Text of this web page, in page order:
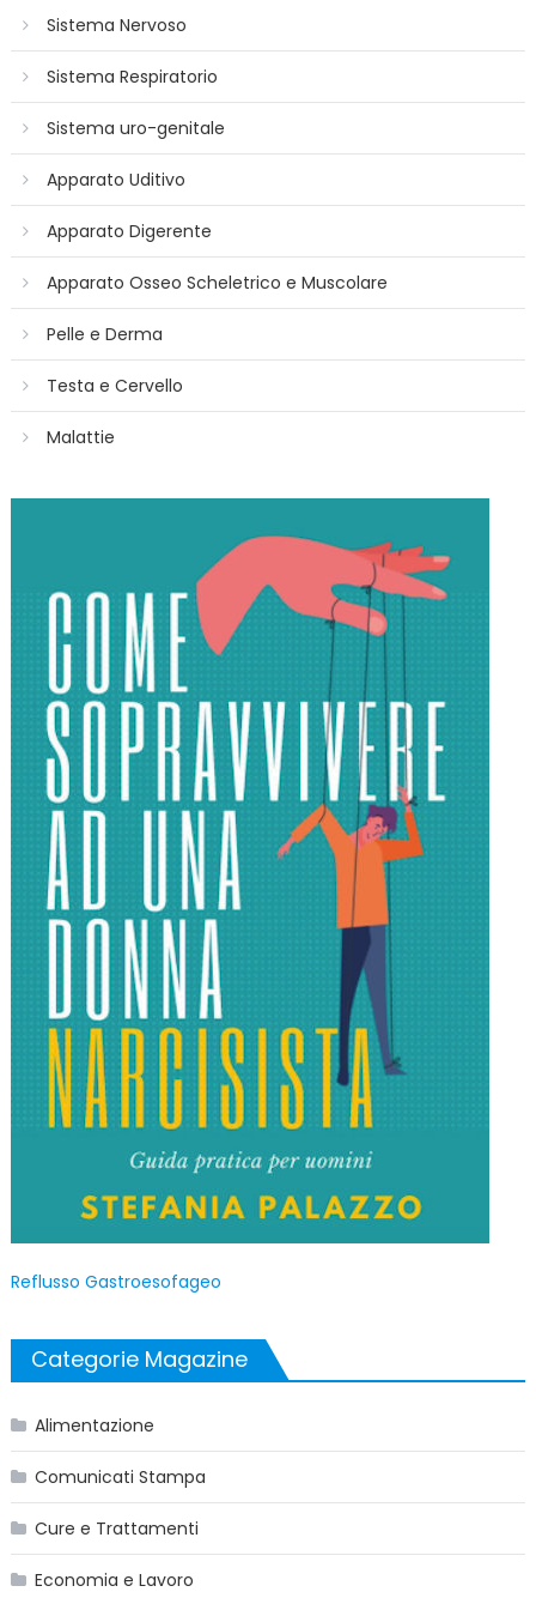
Sistema Nervoso
Sistema Respiratorio
Sistema uro-genitale
Apparato Uditivo
Apparato Digerente
Apparato Osseo Scheletrico e Muscolare
Pelle e Derma
Testa e Cervello
Malattie
Reflusso Gastroesofageo
Categorie Magazine
Alimentazione
Comunicati Stampa
Cure e Trattamenti
Economia e Lavoro